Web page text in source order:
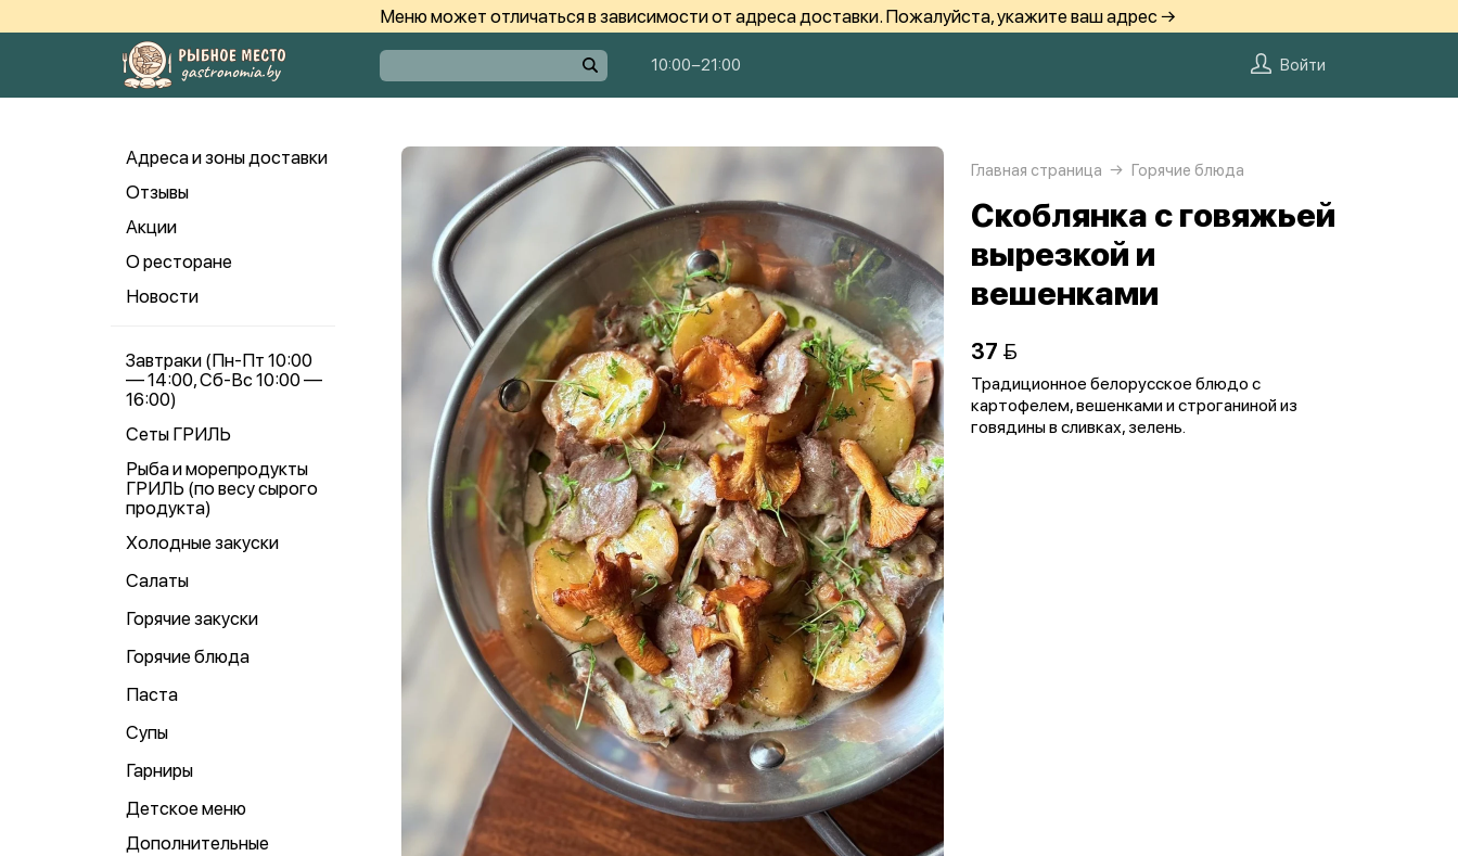
Меню может отличаться в зависимости от адреса доставки. Пожалуйста, укажите ваш адрес →
10:00−21:00 Войти
Адреса и зоны доставки
Отзывы
Акции
О ресторане
Новости
Завтраки (Пн-Пт 10:00
— 14:00, Сб-Вс 10:00 —
16:00)
Сеты ГРИЛЬ
Рыба и морепродукты
ГРИЛЬ (по весу сырого
продукта)
Холодные закуски
Салаты
Горячие закуски
Горячие блюда
Паста
Супы
Гарниры
Детское меню
Дополнительные
Главная страница Горячие блюда
Скоблянка с говяжьей
вырезкой и
вешенками
37 
Традиционное белорусское блюдо с
картофелем, вешенками и строганиной из
говядины в сливках, зелень.